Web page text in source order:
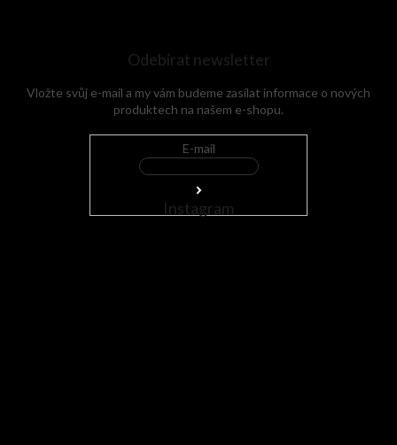
Odebírat newsletter
Vložte svůj e-mail a my vám budeme zasílat informace o nových
produktech na našem e-shopu.
E-mail
Instagram